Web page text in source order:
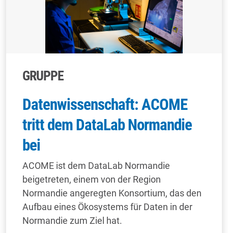
GRUPPE
Datenwissenschaft: ACOME
tritt dem DataLab Normandie
bei
ACOME ist dem DataLab Normandie
beigetreten, einem von der Region
Normandie angeregten Konsortium, das den
Aufbau eines Ökosystems für Daten in der
Normandie zum Ziel hat.